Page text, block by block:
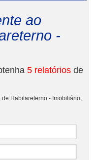
ao
-
5 relatórios de
Habitareterno - Imobiliário,